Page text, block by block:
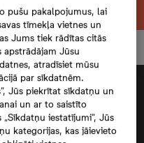
pušu pakalpojumus, lai
tīmekļa vietnes un
Jums tiek rādītas citās
Jūsu
atradīsiet mūsu
par sīkdatnēm.
Jūs piekrītat sīkdatņu un
un ar to saistīto
iestatījumi”, Jūs
kategorijas, kas jāievieto